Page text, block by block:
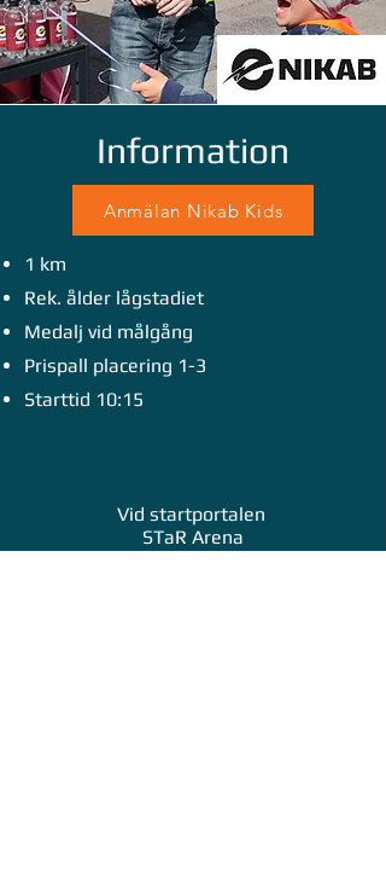
Information
Anmälan Nikab Kids
1 km
Rek. ålder lågstadiet
Medalj vid målgång
Prispall placering 1-3
Starttid 10:15
Vid startportalen
STaR Arena